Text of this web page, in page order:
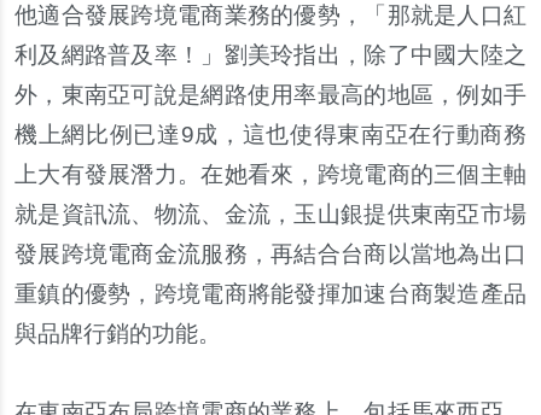
他適合發展跨境電商業務的優勢，「那就是人口紅
利及網路普及率！」劉美玲指出，除了中國大陸之
外，東南亞可說是網路使用率最高的地區，例如手
機上網比例已達9成，這也使得東南亞在行動商務
上大有發展潛力。在她看來，跨境電商的三個主軸
就是資訊流、物流、金流，玉山銀提供東南亞市場
發展跨境電商金流服務，再結合台商以當地為出口
重鎮的優勢，跨境電商將能發揮加速台商製造產品
與品牌行銷的功能。